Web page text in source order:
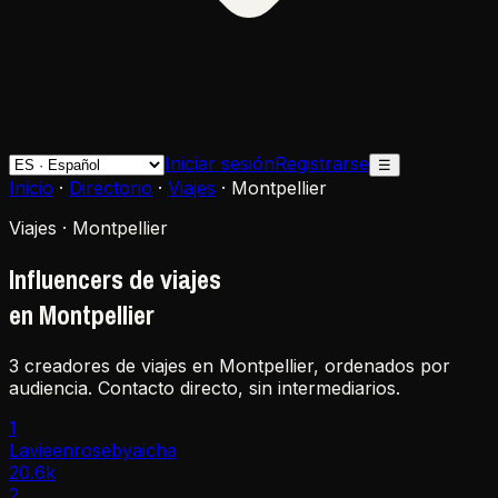
Iniciar sesiónRegistrarse ☰
Inicio · Directorio · Viajes · Montpellier
Viajes · Montpellier
Influencers de viajes
en Montpellier
3 creadores de viajes en Montpellier, ordenados por
audiencia. Contacto directo, sin intermediarios.
1
Lavieenrosebyaicha
20.6k